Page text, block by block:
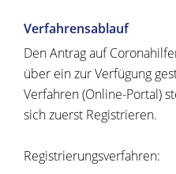
Verfahrensablauf
Den Antrag auf
über ein zur Verfügung
Verfahren (Online-Portal)
sich zuerst Registrieren.
Registrierungsverfahren: